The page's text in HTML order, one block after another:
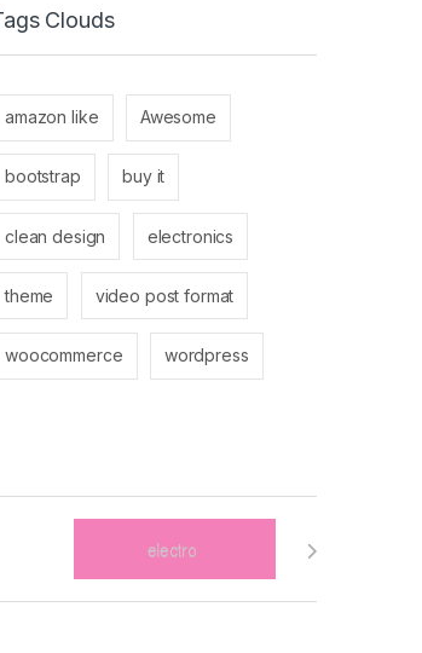
Clouds
amazon like Awesome
bootstrap buy it
clean design electronics
theme video post format
woocommerce wordpress